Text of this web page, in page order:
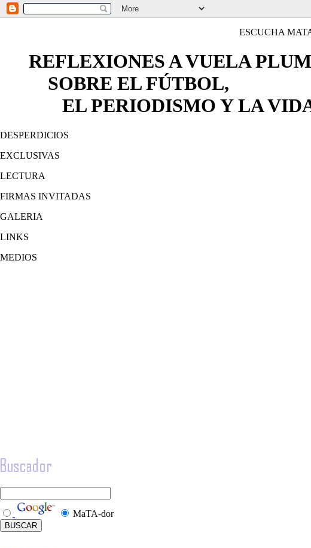
ESCUCHA
REFLEXIONES A VUELA
SOBRE EL FÚTBOL,
EL PERIODISMO Y LA
DESPERDICIOS
EXCLUSIVAS
LECTURA
FIRMAS INVITADAS
GALERIA
LINKS
MEDIOS
MaTA-dor